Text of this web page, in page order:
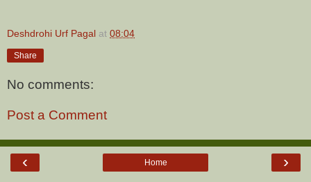
Deshdrohi Urf Pagal at 08:04
Share
No comments:
Post a Comment
‹ ›
Home